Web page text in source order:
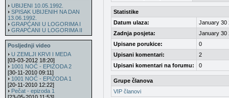
UBIJENI 10.05.1992.
SPISAK UBIJENIH NA DAN
13.06.1992.
GRAPĆANI U LOGORIMA I
GRAPĆANI U LOGORIMA II
Posljednji video
U ZEMLJI KRVI I MEDA
[03-03-2012 18:20]
1001 NOĆ - EPIZODA 2
[30-11-2010 09:11]
1001 NOĆ - EPIZODA 1
[20-11-2010 12:22]
Pečat - epizoda 1
Statistike
Datum ulaza:
January 30
Zadnja posjeta:
January 30
Upisane porukice:
0
Upisani komentari:
2
Upisani komentari na forumu:
0
Grupe članova
VIP članovi